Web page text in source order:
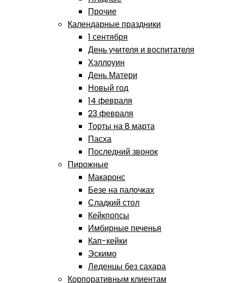
Прочие
Календарные праздники
1 сентября
День учителя и воспитателя
Хэллоуин
День Матери
Новый год
14 февраля
23 февраля
Торты на 8 марта
Пасха
Последний звонок
Пирожные
Макаронс
Безе на палочках
Сладкий стол
Кейкпопсы
Имбирные печенья
Кап-кейки
Эскимо
Леденцы без сахара
Корпоративным клиентам